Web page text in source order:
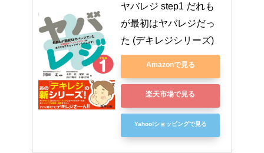
ヤバレジ step1 だれも
が最初はヤバレジだっ
た (デキレジシリーズ)
Amazonで見る
楽天市場で見る
Yahoo!ショッピングで見る